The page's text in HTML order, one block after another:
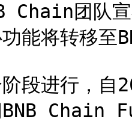
Chain团队
功能将转移
段进行，自
BNB Chain